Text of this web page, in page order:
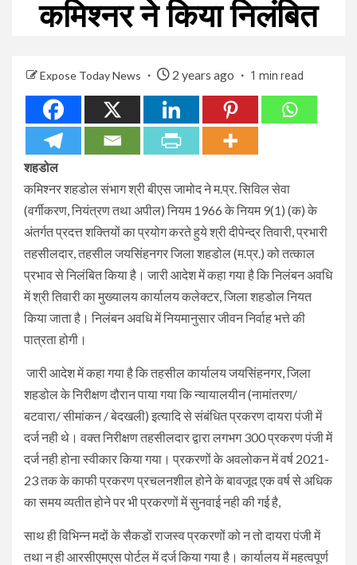
कमिश्नर ने किया निलंबित
Expose Today News 2 years ago 1 min read
शहडोल
कमिश्नर शहडोल संभाग श्री बीएस जामोद ने म.प्र. सिविल सेवा
(वर्गीकरण, नियंत्रण तथा अपील) नियम 1966 के नियम 9(1) (क) के
अंतर्गत प्रदत्त शक्तियों का प्रयोग करते हुये श्री दीपेन्द्र तिवारी, प्रभारी
तहसीलदार, तहसील जयसिंहनगर जिला शहडोल (म.प्र.) को तत्काल
प्रभाव से निलंबित किया है। जारी आदेश में कहा गया है कि निलंबन अवधि
में श्री तिवारी का मुख्यालय कार्यालय कलेक्टर, जिला शहडोल नियत
किया जाता है। निलंबन अवधि में नियमानुसार जीवन निर्वाह भत्ते की
पात्रता होगी।
जारी आदेश में कहा गया है कि तहसील कार्यालय जयसिंहनगर, जिला
शहडोल के निरीक्षण दौरान पाया गया कि न्यायालयीन (नामांतरण/
बटवारा/ सीमांकन / बेदखली) इत्यादि से संबंधित प्रकरण दायरा पंजी में
दर्ज नही थे। वक्त निरीक्षण तहसीलदार द्वारा लगभग 300 प्रकरण पंजी में
दर्ज नही होना स्वीकार किया गया। प्रकरणों के अवलोकन में वर्ष 2021-
23 तक के काफी प्रकरण प्रचलनशील होने के बावजूद एक वर्ष से अधिक
का समय व्यतीत होने पर भी प्रकरणों में सुनवाई नही की गई है,
साथ ही विभिन्न मदों के सैकडों राजस्व प्रकरणों को न तो दायरा पंजी में
तथा न ही आरसीएमएस पोर्टल में दर्ज किया गया है। कार्यालय में महत्वपूर्ण